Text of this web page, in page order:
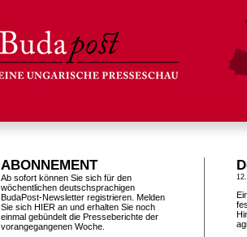
ABONNEMENT
Ab sofort können Sie sich für den
wöchentlichen deutschsprachigen
BudaPost-Newsletter registrieren. Melden
Sie sich HIER an und erhalten Sie noch
einmal gebündelt die Presseberichte der
vorangegangenen Woche.